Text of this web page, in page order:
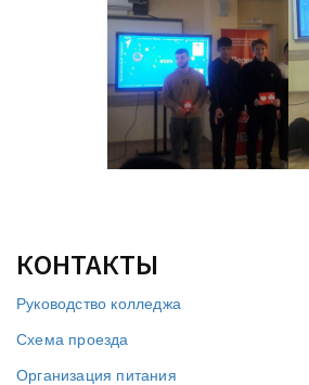
КОНТАКТЫ
Руководство колледжа
Схема проезда
Организация питания